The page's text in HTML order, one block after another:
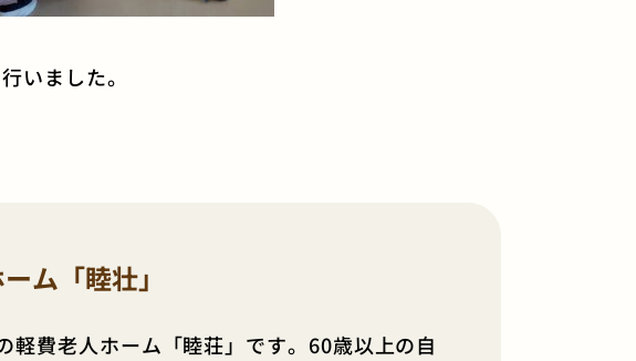
いました。
ム「睦壮」
軽費老人ホーム「睦荘」です。60歳以上の自